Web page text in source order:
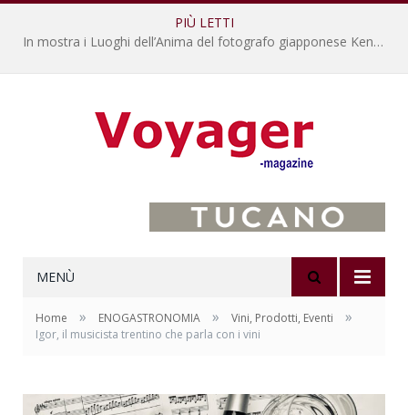
PIÙ LETTI
L’Oltrepò pavese si valorizza attraverso 15 percorsi enoturistici
MENÙ
Home » ENOGASTRONOMIA » Vini, Prodotti, Eventi »
Igor, il musicista trentino che parla con i vini